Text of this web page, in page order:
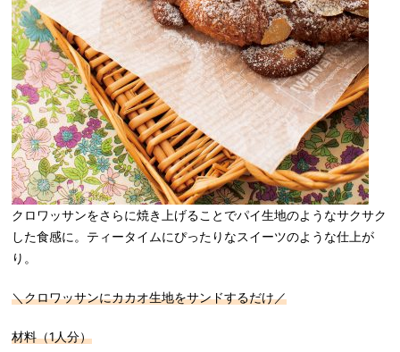
クロワッサンをさらに焼き上げることでパイ生地のようなサクサク
した食感に。ティータイムにぴったりなスイーツのような仕上が
り。
＼クロワッサンにカカオ生地をサンドするだけ／
材料（1人分）